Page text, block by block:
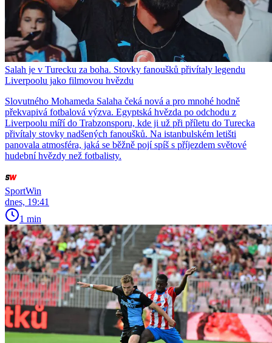
Salah je v Turecku za boha. Stovky fanoušků přivítaly legendu
Liverpoolu jako filmovou hvězdu
Slovutného Mohameda Salaha čeká nová a pro mnohé hodně
překvapivá fotbalová výzva. Egyptská hvězda po odchodu z
Liverpoolu míří do Trabzonsporu, kde ji už při příletu do Turecka
přivítaly stovky nadšených fanoušků. Na istanbulském letišti
panovala atmosféra, jaká se běžně pojí spíš s příjezdem světové
hudební hvězdy než fotbalisty.
SportWin
dnes, 19:41
1 min